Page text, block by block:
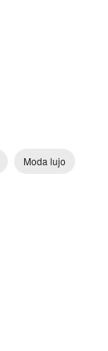
Moda lujo